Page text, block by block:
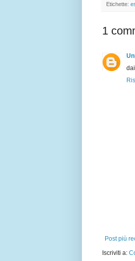
Etichette:
1
Post più
Iscriviti a: